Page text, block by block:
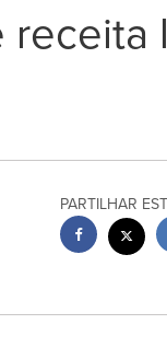
receita
PARTILHAR